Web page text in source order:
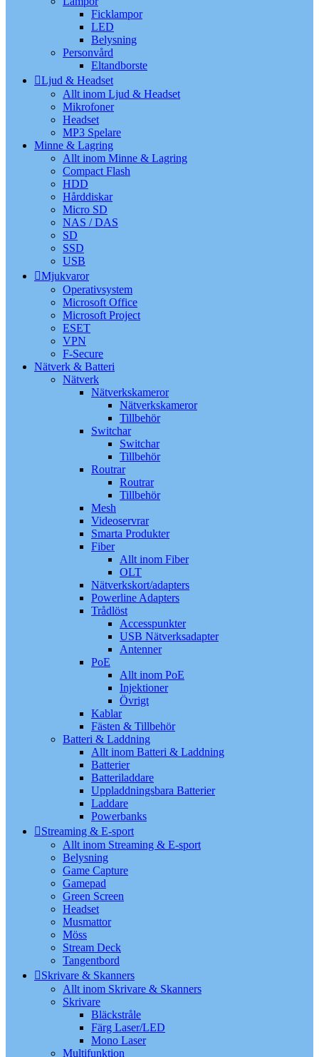
Ficklampor
LED
Belysning
Personvård
Eltandborste
Ljud & Headset
Allt inom Ljud & Headset
Mikrofoner
Headset
MP3 Spelare
Minne & Lagring
Allt inom Minne & Lagring
Compact Flash
HDD
Hårddiskar
Micro SD
NAS / DAS
SD
SSD
USB
Mjukvaror
Operativsystem
Microsoft Office
Microsoft Project
ESET
VPN
F-Secure
Nätverk & Batteri
Nätverk
Nätverkskameror
Nätverkskameror
Tillbehör
Switchar
Switchar
Tillbehör
Routrar
Routrar
Tillbehör
Mesh
Videoservrar
Smarta Produkter
Fiber
Allt inom Fiber
OLT
Nätverkskort/adapters
Powerline Adapters
Trådlöst
Accesspunkter
USB Nätverksadapter
Antenner
PoE
Allt inom PoE
Injektioner
Övrigt
Kablar
Fästen & Tillbehör
Batteri & Laddning
Allt inom Batteri & Laddning
Batterier
Batteriladdare
Uppladdningsbara Batterier
Laddare
Powerbanks
Streaming & E-sport
Allt inom Streaming & E-sport
Belysning
Game Capture
Gamepad
Green Screen
Headset
Musmattor
Möss
Stream Deck
Tangentbord
Skrivare & Skanners
Allt inom Skrivare & Skanners
Skrivare
Bläckstråle
Färg Laser/LED
Mono Laser
Multifunktion